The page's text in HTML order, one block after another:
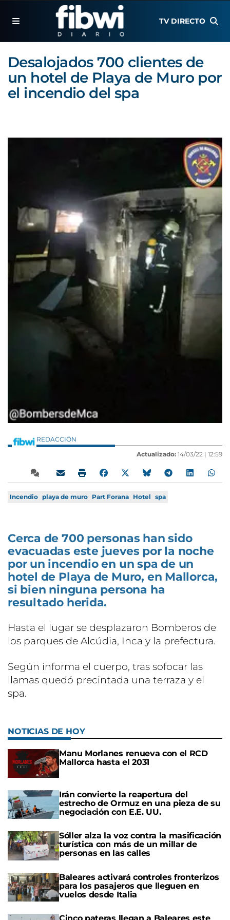
TV DIRECTO
Desalojados 700 clientes de
un hotel de Playa de Muro por
el incendio del spa
REDACCIÓN
Actualizado: 14/03/22 | 12:59
Incendio playa de muro Part Forana Hotel spa
Cerca de 700 personas han sido
evacuadas este jueves por la noche
por un incendio en un spa de un
hotel de Playa de Muro, en Mallorca,
si bien ninguna persona ha
resultado herida.
Hasta el lugar se desplazaron Bomberos de
los parques de Alcúdia, Inca y la prefectura.
Según informa el cuerpo, tras sofocar las
llamas quedó precintada una terraza y el
spa.
NOTICIAS DE HOY
Manu Morlanes renueva con el RCD
Mallorca hasta el 2031
Irán convierte la reapertura del
estrecho de Ormuz en una pieza de su
negociación con E.E. UU.
Sóller alza la voz contra la masificación
turística con más de un millar de
personas en las calles
Baleares activará controles fronterizos
para los pasajeros que lleguen en
vuelos desde Italia